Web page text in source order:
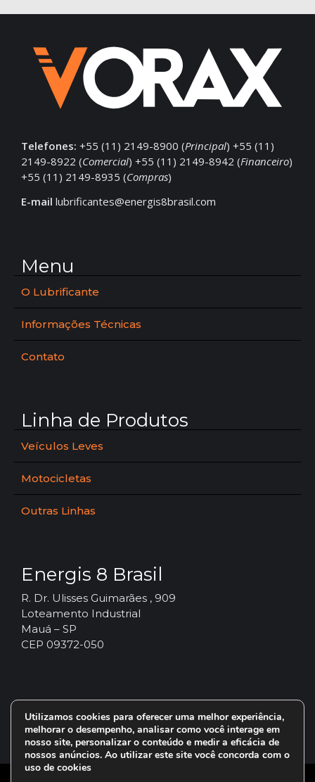
Telefones: +55 (11) 2149-8900 (Principal) +55 (11)
2149-8922 (Comercial) +55 (11) 2149-8942 (Financeiro)
+55 (11) 2149-8935 (Compras)
E-mail lubrificantes@energis8brasil.com
Menu
O Lubrificante
Informações Técnicas
Contato
Linha de Produtos
Veículos Leves
Motocicletas
Outras Linhas
Energis 8 Brasil
R. Dr. Ulisses Guimarães , 909
Loteamento Industrial
Mauá – SP
CEP 09372-050
Utilizamos cookies para oferecer uma melhor experiência,
melhorar o desempenho, analisar como você interage em
nosso site, personalizar o conteúdo e medir a eficácia de
nossos anúncios. Ao utilizar este site você concorda com o
uso de cookies